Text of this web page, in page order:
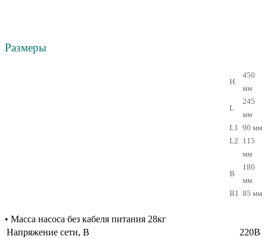
Размеры
H
450
мм
L
245
мм
L1
90 мм
L2 115
мм
B
180
мм
B1 85 мм
• Масса насоса без кабеля питания 28кг
Напряжение сети, В
220В